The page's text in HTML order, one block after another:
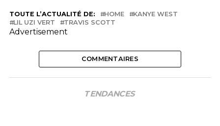
TOUTE L’ACTUALITÉ DE: HOME
KANYE WEST
LIL UZI VERT
TRAVIS SCOTT
Advertisement
COMMENTAIRES
TENDANCES